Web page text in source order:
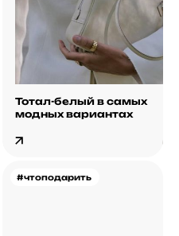
Тотал-белый в самых
модных вариантах
#чтоподарить